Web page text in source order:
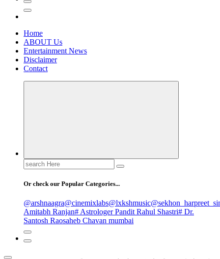
Home
ABOUT Us
Entertainment News
Disclaimer
Contact
Search
for:
Or check our Popular Categories...
@arshnaagra@cinemixlabs@lxkshmusic
Amitabh Ranjan# Astrologer Pandit Rahul Shastri# Dr.
Santosh Raosaheb Chavan mumbai